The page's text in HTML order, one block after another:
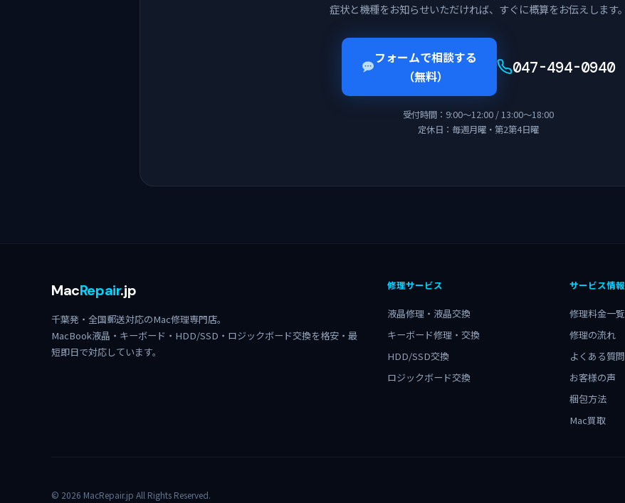
症状と機種をお知らせいただければ、すぐに概算をお伝えします。
フォームで相談する
（無料）
047-494-0940
受付時間：9:00〜12:00 / 13:00〜18:00
定休日：毎週月曜・第2第4日曜
MacRepair.jp
千葉発・全国郵送対応のMac修理専門店。
MacBook液晶・キーボード・HDD/SSD・ロジックボード交換を格安・最
短即日で対応しています。
修理サービス
液晶修理・液晶交換
キーボード修理・交換
HDD/SSD交換
ロジックボード交換
サービス情報
修理料金一覧
修理の流れ
よくある質問
お客様の声
梱包方法
Mac買取
© 2026 MacRepair.jp All Rights Reserved.